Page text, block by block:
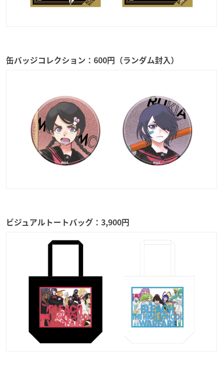
缶バッジコレクション：600円（ランダム封入）
ビジュアルトートバッグ：3,900円